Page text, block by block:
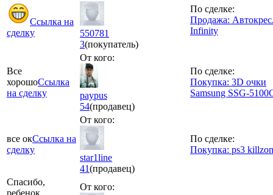
Ссылка на
сделку
550781
3(покупатель)
По сделке:
Продажа:
Infinity
Все
хорошоСсылка
на сделку
От кого:
paypus
54(продавец)
По сделке:
Покупка: 3D очки
Samsung SSG-
все окСсылка на
сделку
От кого:
star1line
41(продавец)
По сделке:
Покупка: ps3
Спасибо,
ребенок
От кого: